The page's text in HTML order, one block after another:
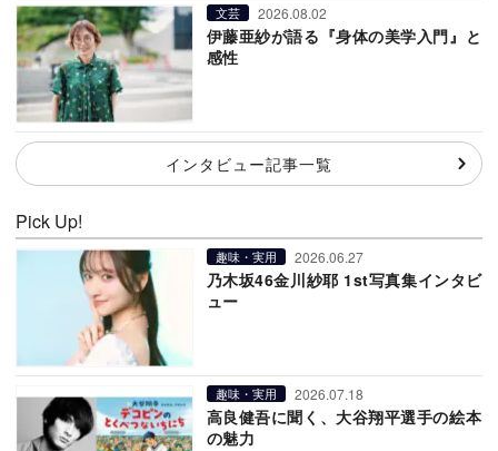
文芸 2026.08.02
伊藤亜紗が語る『身体の美学入門』と
感性
インタビュー記事一覧
Pick Up!
趣味・実用 2026.06.27
乃木坂46金川紗耶 1st写真集インタビ
ュー
趣味・実用 2026.07.18
高良健吾に聞く、大谷翔平選手の絵本
の魅力